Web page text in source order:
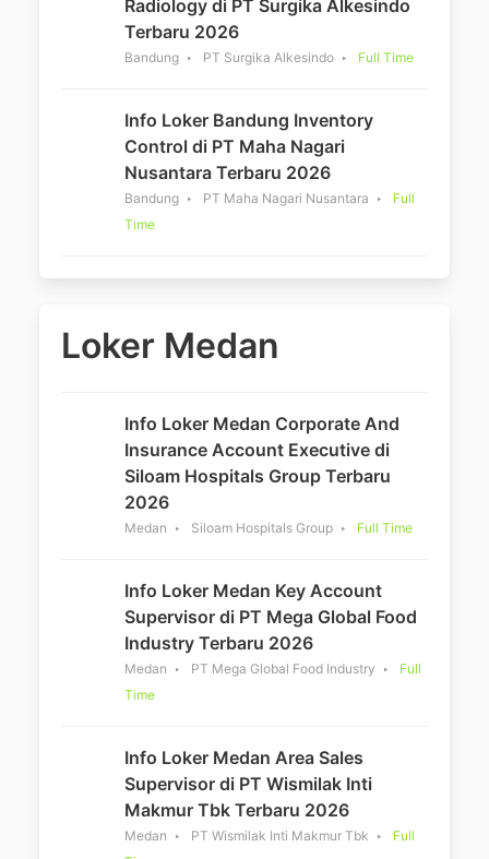
Radiology di PT Surgika Alkesindo
Terbaru 2026
Bandung PT Surgika Alkesindo Full Time
Info Loker Bandung Inventory
Control di PT Maha Nagari
Nusantara Terbaru 2026
Bandung PT Maha Nagari Nusantara
Full
Time
Loker Medan
Info Loker Medan Corporate And
Insurance Account Executive di
Siloam Hospitals Group Terbaru
2026
Medan Siloam Hospitals Group Full Time
Info Loker Medan Key Account
Supervisor di PT Mega Global Food
Industry Terbaru 2026
Medan PT Mega Global Food Industry
Full
Time
Info Loker Medan Area Sales
Supervisor di PT Wismilak Inti
Makmur Tbk Terbaru 2026
Medan PT Wismilak Inti Makmur Tbk
Full